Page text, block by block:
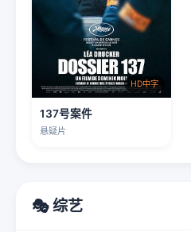
HD中字
137号案件
悬疑片
🎭 综艺